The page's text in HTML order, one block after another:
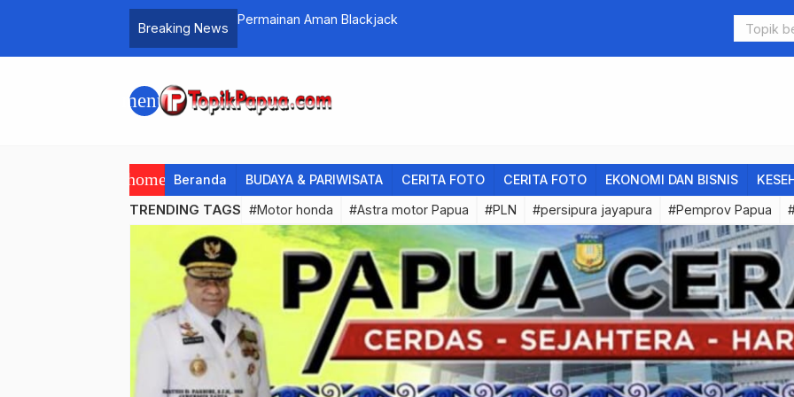
Breaking News
Bank Indonesia Tindaklanjuti Penyalahgunaan QRIS di Rumah Ibadah Ini Daftar
menu
home Beranda BUDAYA & PARIWISATA CERITA FOTO CERITA FOTO EKONOMI DAN BISNIS
TRENDING TAGS #Motor honda #Astra motor Papua #PLN #persipura jayapura #Pemprov Papua